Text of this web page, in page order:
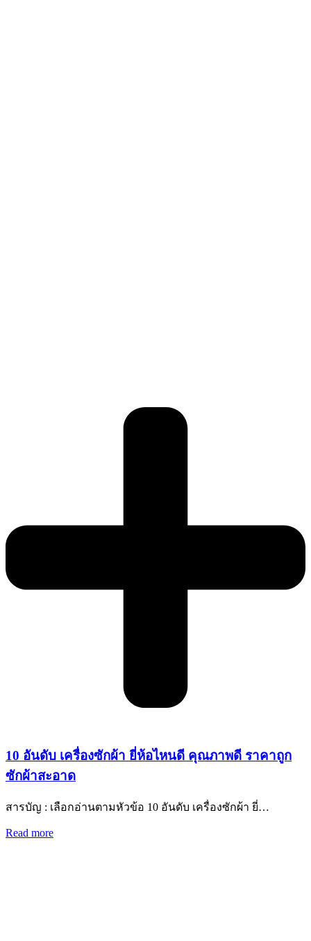
10 อันดับ เครื่องซักผ้า ยี่ห้อไหนดี คุณภาพดี ราคาถูก
ซักผ้าสะอาด
สารบัญ : เลือกอ่านตามหัวข้อ 10 อันดับ เครื่องซักผ้า ยี่…
Read more